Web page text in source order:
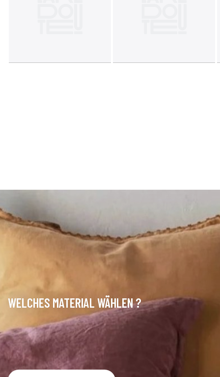
WELCHES MATERIAL WÄHLEN ?